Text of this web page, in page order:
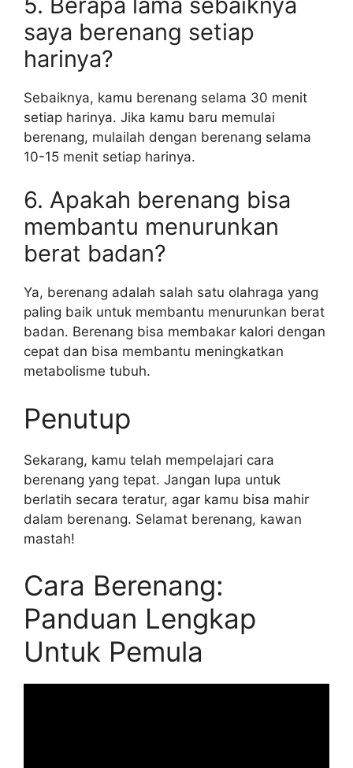
saya berenang setiap
harinya?
Sebaiknya, kamu berenang selama 30 menit
setiap harinya. Jika kamu baru memulai
berenang, mulailah dengan berenang selama
10-15 menit setiap harinya.
6. Apakah berenang bisa
membantu menurunkan
berat badan?
Ya, berenang adalah salah satu olahraga yang
paling baik untuk membantu menurunkan berat
badan. Berenang bisa membakar kalori dengan
cepat dan bisa membantu meningkatkan
metabolisme tubuh.
Penutup
Sekarang, kamu telah mempelajari cara
berenang yang tepat. Jangan lupa untuk
berlatih secara teratur, agar kamu bisa mahir
dalam berenang. Selamat berenang, kawan
mastah!
Cara Berenang:
Panduan Lengkap
Untuk Pemula